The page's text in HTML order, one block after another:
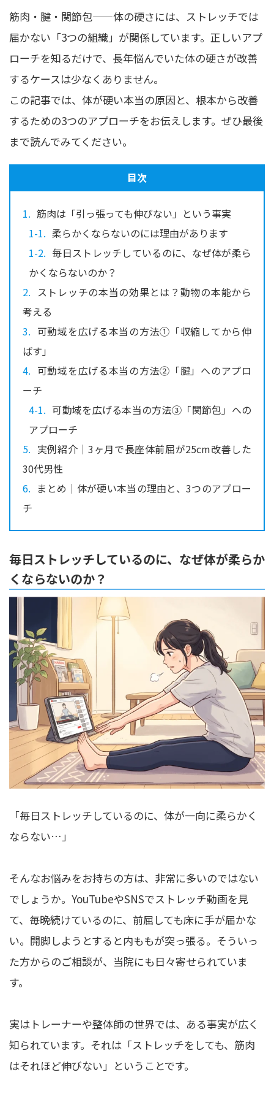
筋肉・腱・関節包——体の硬さには、ストレッチでは
届かない「3つの組織」が関係しています。正しいアプ
ローチを知るだけで、長年悩んでいた体の硬さが改善
するケースは少なくありません。
この記事では、体が硬い本当の原因と、根本から改善
するための3つのアプローチをお伝えします。ぜひ最後
まで読んでみてください。
目次
筋肉は「引っ張っても伸びない」という事実
柔らかくならないのには理由があります
毎日ストレッチしているのに、なぜ体が柔ら
かくならないのか？
ストレッチの本当の効果とは？動物の本能から
考える
可動域を広げる本当の方法①「収縮してから伸
ばす」
可動域を広げる本当の方法②「腱」へのアプロ
ーチ
可動域を広げる本当の方法③「関節包」への
アプローチ
実例紹介｜3ヶ月で長座体前屈が25cm改善した
30代男性
まとめ｜体が硬い本当の理由と、3つのアプロー
チ
毎日ストレッチしているのに、なぜ体が柔らか
くならないのか？
「毎日ストレッチしているのに、体が一向に柔らかく
ならない…」
そんなお悩みをお持ちの方は、非常に多いのではない
でしょうか。YouTubeやSNSでストレッチ動画を見
て、毎晩続けているのに、前屈しても床に手が届かな
い。開脚しようとすると内ももが突っ張る。そういっ
た方からのご相談が、当院にも日々寄せられていま
す。
実はトレーナーや整体師の世界では、ある事実が広く
知られています。それは「ストレッチをしても、筋肉
はそれほど伸びない」ということです。